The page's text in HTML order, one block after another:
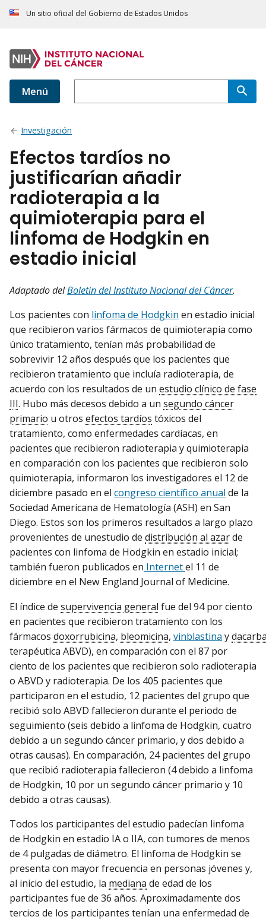
Un sitio oficial del Gobierno de Estados Unidos
Menú
Investigación
Efectos tardíos no
justificarían añadir
radioterapia a la
quimioterapia para el
linfoma de Hodgkin en
estadio inicial
Adaptado delBoletín del Instituto Nacional del Cáncer.
Los pacientes con linfoma de Hodgkin en estadio inicial
que recibieron varios fármacos de quimioterapia como
único tratamiento, tenían más probabilidad de
sobrevivir 12 años después que los pacientes que
recibieron tratamiento que incluía radioterapia, de
acuerdo con los resultados de un estudio clínico de fase
III. Hubo más decesos debido a un segundo cáncer
primario u otros efectos tardíos tóxicos del
tratamiento, como enfermedades cardíacas, en
pacientes que recibieron radioterapia y quimioterapia
en comparación con los pacientes que recibieron solo
quimioterapia, informaron los investigadores el 12 de
diciembre pasado en el congreso científico anualde la
Sociedad Americana de Hematología (ASH) en San
Diego. Estos son los primeros resultados a largo plazo
provenientes de unestudio de distribución al azarde
pacientes con linfoma de Hodgkin en estadio inicial;
también fueron publicados en Internetel 11 de
diciembre en el New England Journal of Medicine.
El índice de supervivencia general fue del 94 por ciento
en pacientes que recibieron tratamiento con los
fármacos doxorrubicina, bleomicina, vinblastina y
terapéutica ABVD), en comparación con el 87 por
ciento de los pacientes que recibieron solo radioterapia
o ABVD y radioterapia. De los 405 pacientes que
participaron en el estudio, 12 pacientes del grupo que
recibió solo ABVD fallecieron durante el periodo de
seguimiento (seis debido a linfoma de Hodgkin, cuatro
debido a un segundo cáncer primario, y dos debido a
otras causas). En comparación, 24 pacientes del grupo
que recibió radioterapia fallecieron (4 debido a linfoma
de Hodgkin, 10 por un segundo cáncer primario y 10
debido a otras causas).
Todos los participantes del estudio padecían linfoma
de Hodgkin en estadio IA o IIA, con tumores de menos
de 4 pulgadas de diámetro. El linfoma de Hodgkin se
presenta con mayor frecuencia en personas jóvenes y,
al inicio del estudio, la mediana de edad de los
participantes fue de 36 años. Aproximadamente dos
tercios de los participantes tenían una enfermedad de